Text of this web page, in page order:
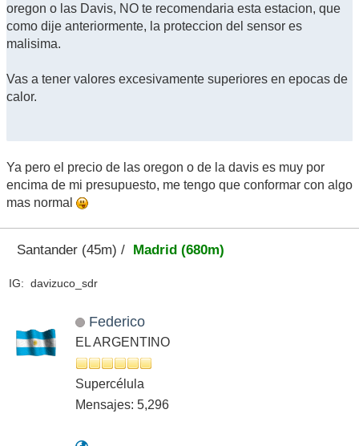
oregon o las Davis, NO te recomendaria esta estacion, que
como dije anteriormente, la proteccion del sensor es
malisima.
Vas a tener valores excesivamente superiores en epocas de
calor.
Ya pero el precio de las oregon o de la davis es muy por
encima de mi presupuesto, me tengo que conformar con algo
mas normal
Santander (45m) / Madrid (680m)
IG: davizuco_sdr
Federico
EL ARGENTINO
Supercélula
Mensajes: 5,296